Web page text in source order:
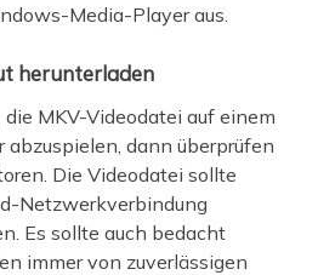
Media-Player aus.
herunterladen
MKV-Videodatei auf einem
dann überprüfen
Die Videodatei sollte
Netzwerkverbindung
Es sollte auch bedacht
immer von zuverlässigen